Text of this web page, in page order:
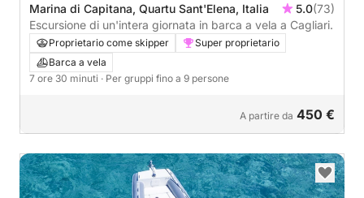
Marina di Capitana, Quartu Sant'Elena, Italia 5.0(73)
Escursione di un'intera giornata in barca a vela a Cagliari.
Proprietario come skipper
Super proprietario
Barca a vela
7 ore 30 minuti · Per gruppi fino a 9 persone
A partire da 450 €